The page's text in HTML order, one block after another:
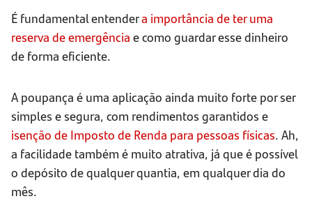
É fundamental entendera importância de ter uma
reserva de emergência e como guardar esse dinheiro
de forma eficiente.
A poupança é uma aplicação ainda muito forte por ser
simples e segura, com rendimentos garantidos e
isenção de Imposto de Renda para pessoas físicas. Ah,
a facilidade também é muito atrativa, já que é possível
o depósito de qualquer quantia, em qualquer dia do
mês.